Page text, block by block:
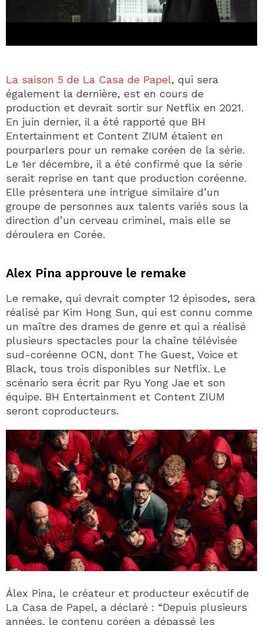
La saison 5 de La Casa de Papel, qui sera
également la dernière, est en cours de
production et devrait sortir sur Netflix en 2021.
En juin dernier, il a été rapporté que BH
Entertainment et Content ZIUM étaient en
pourparlers pour un remake coréen de la série.
Le 1er décembre, il a été confirmé que la série
serait reprise en tant que production coréenne.
Elle présentera une intrigue similaire d’un
groupe de personnes aux talents variés sous la
direction d’un cerveau criminel, mais elle se
déroulera en Corée.
Alex Pina approuve le remake
Le remake, qui devrait compter 12 épisodes, sera
réalisé par Kim Hong Sun, qui est connu comme
un maître des drames de genre et qui a réalisé
plusieurs spectacles pour la chaîne télévisée
sud-coréenne OCN, dont The Guest, Voice et
Black, tous trois disponibles sur Netflix. Le
scénario sera écrit par Ryu Yong Jae et son
équipe. BH Entertainment et Content ZIUM
seront coproducteurs.
Álex Pina, le créateur et producteur exécutif de
La Casa de Papel, a déclaré : “Depuis plusieurs
années, le contenu coréen a dépassé les